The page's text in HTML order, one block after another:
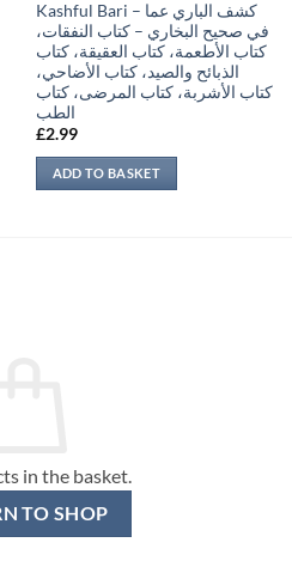
Kashful Bari – كشف الباري عما
في صحيح البخاري – كتاب النفقات،
كتاب الأطعمة، كتاب العقيقة، كتاب
الذبائح والصيد، كتاب الأضاحي،
كتاب الأشربة، كتاب المرضى، كتاب
الطب
£2.99
ADD TO BASKET
in the basket.
TO SHOP